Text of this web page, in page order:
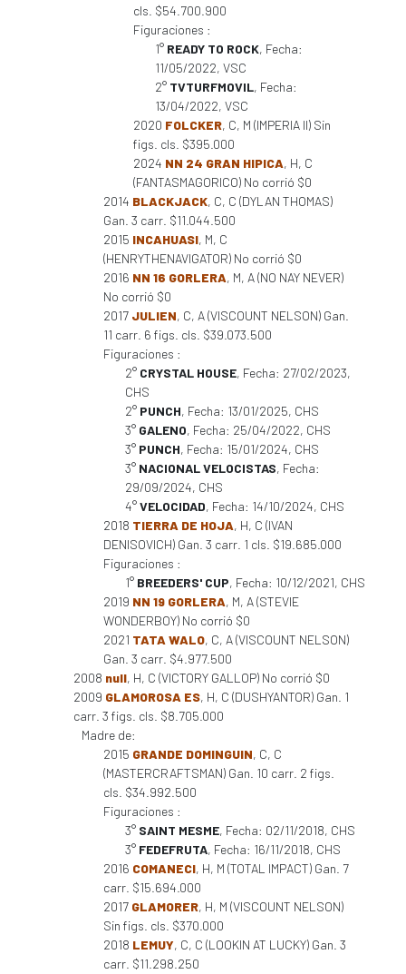
cls. $54.700.900
Figuraciones :
1° READY TO ROCK, Fecha:
11/05/2022, VSC
2° TVTURFMOVIL, Fecha:
13/04/2022, VSC
2020 FOLCKER, C, M (IMPERIA II) Sin
figs. cls. $395.000
2024 NN 24 GRAN HIPICA, H, C
(FANTASMAGORICO) No corrió $0
2014 BLACKJACK, C, C (DYLAN THOMAS)
Gan. 3 carr. $11.044.500
2015 INCAHUASI, M, C
(HENRYTHENAVIGATOR) No corrió $0
2016 NN 16 GORLERA, M, A (NO NAY NEVER)
No corrió $0
2017 JULIEN, C, A (VISCOUNT NELSON) Gan.
11 carr. 6 figs. cls. $39.073.500
Figuraciones :
2° CRYSTAL HOUSE, Fecha: 27/02/2023,
CHS
2° PUNCH, Fecha: 13/01/2025, CHS
3° GALENO, Fecha: 25/04/2022, CHS
3° PUNCH, Fecha: 15/01/2024, CHS
3° NACIONAL VELOCISTAS, Fecha:
29/09/2024, CHS
4°VELOCIDAD, Fecha: 14/10/2024, CHS
2018 TIERRA DE HOJA, H, C (IVAN
DENISOVICH) Gan. 3 carr. 1 cls. $19.685.000
Figuraciones :
1° BREEDERS' CUP, Fecha: 10/12/2021, CHS
2019 NN 19 GORLERA, M, A (STEVIE
WONDERBOY) No corrió $0
2021 TATA WALO, C, A (VISCOUNT NELSON)
Gan. 3 carr. $4.977.500
2008 null, H, C (VICTORY GALLOP) No corrió $0
2009 GLAMOROSA ES, H, C (DUSHYANTOR) Gan. 1
carr. 3 figs. cls. $8.705.000
Madre de:
2015 GRANDE DOMINGUIN, C, C
(MASTERCRAFTSMAN) Gan. 10 carr. 2 figs.
cls. $34.992.500
Figuraciones :
3° SAINT MESME, Fecha: 02/11/2018, CHS
3° FEDEFRUTA, Fecha: 16/11/2018, CHS
2016 COMANECI, H, M (TOTAL IMPACT) Gan. 7
carr. $15.694.000
2017 GLAMORER, H, M (VISCOUNT NELSON)
Sin figs. cls. $370.000
2018 LEMUY, C, C (LOOKIN AT LUCKY) Gan. 3
carr. $11.298.250